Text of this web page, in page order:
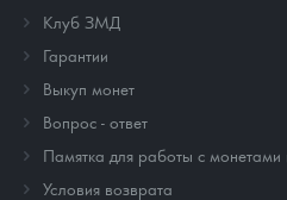
Клуб ЗМД
Гарантии
Выкуп монет
Вопрос - ответ
Памятка для работы с монетами
Условия возврата